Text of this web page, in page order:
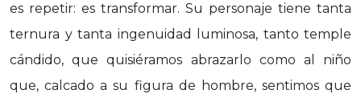
es repetir: es transformar. Su personaje tiene tanta
ternura y tanta ingenuidad luminosa, tanto temple
cándido, que quisiéramos abrazarlo como al niño
que, calcado a su figura de hombre, sentimos que